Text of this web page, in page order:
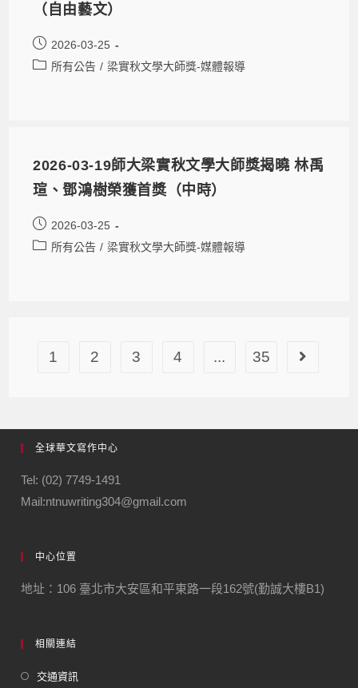
（自由藝文）
2026-03-25
所有公告 / 梁實秋文學大師獎-媒體報導
2026-03-19師大梁實秋文學大師獎揭曉 林禹
瑄、鄧鴻樹榮獲首獎（中時）
2026-03-25
所有公告 / 梁實秋文學大師獎-媒體報導
1 2 3 4 ... 35
全球華文寫作中心
Tel: (02) 7749-1491
Mail:ntnuwriting304@gmail.com
中心位置
地址：106 臺北市大安區和平東路一段162號(勤誠大樓B1)
相關連結
交通資訊